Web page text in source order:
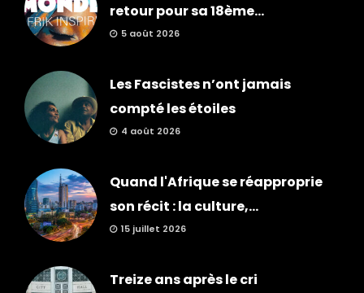
retour pour sa 18ème...
5 août 2026
Les Fascistes n’ont jamais
compté les étoiles
4 août 2026
Quand l'Afrique se réapproprie
son récit : la culture,...
15 juillet 2026
Treize ans après le cri